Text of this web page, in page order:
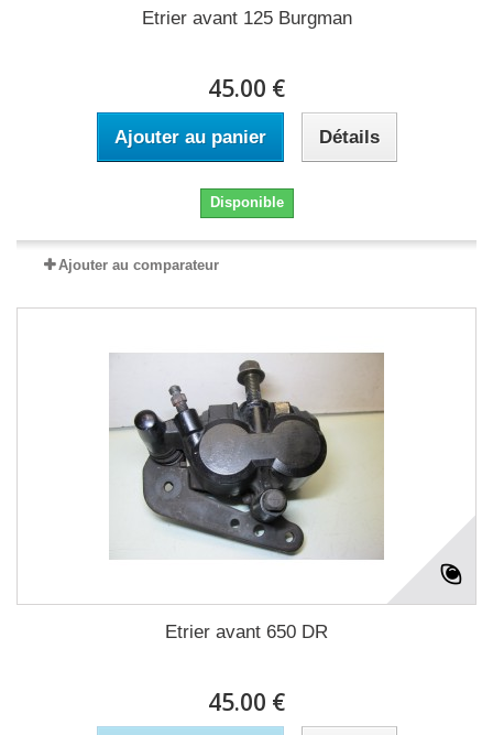
Etrier avant 125 Burgman
45.00 €
Ajouter au panier Détails
Disponible
Ajouter au comparateur
Etrier avant 650 DR
45.00 €